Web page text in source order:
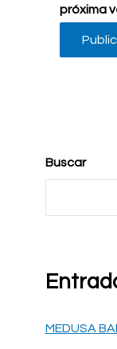
próxima
Buscar
MEDUSA